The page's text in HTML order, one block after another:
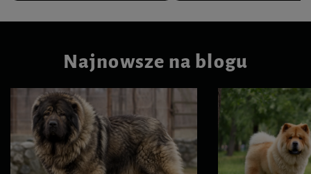
Najnowsze na blogu